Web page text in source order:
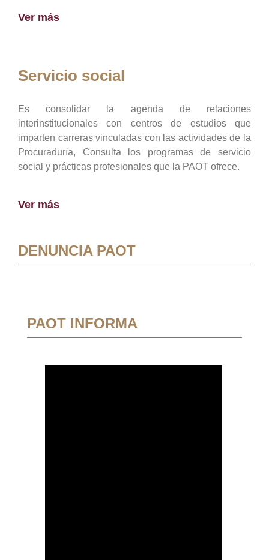
Ver más
Servicio social
Es consolidar la agenda de relaciones
interinstitucionales con centros de estudios que
imparten carreras vinculadas con las actividades de la
Procuraduría, Consulta los programas de servicio
social y prácticas profesionales que la PAOT ofrece.
Ver más
DENUNCIA PAOT
PAOT INFORMA